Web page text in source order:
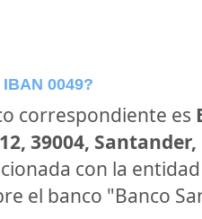
0049?
correspondiente es
39004,
con la entidad
el banco "Banco